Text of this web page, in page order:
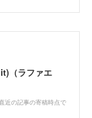
（ラファエ
近の記事の寄稿時点で